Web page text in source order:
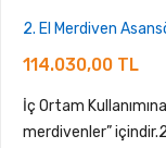
2. El Merdiven
114.030,00 TL
İç Ortam
merdivenler”